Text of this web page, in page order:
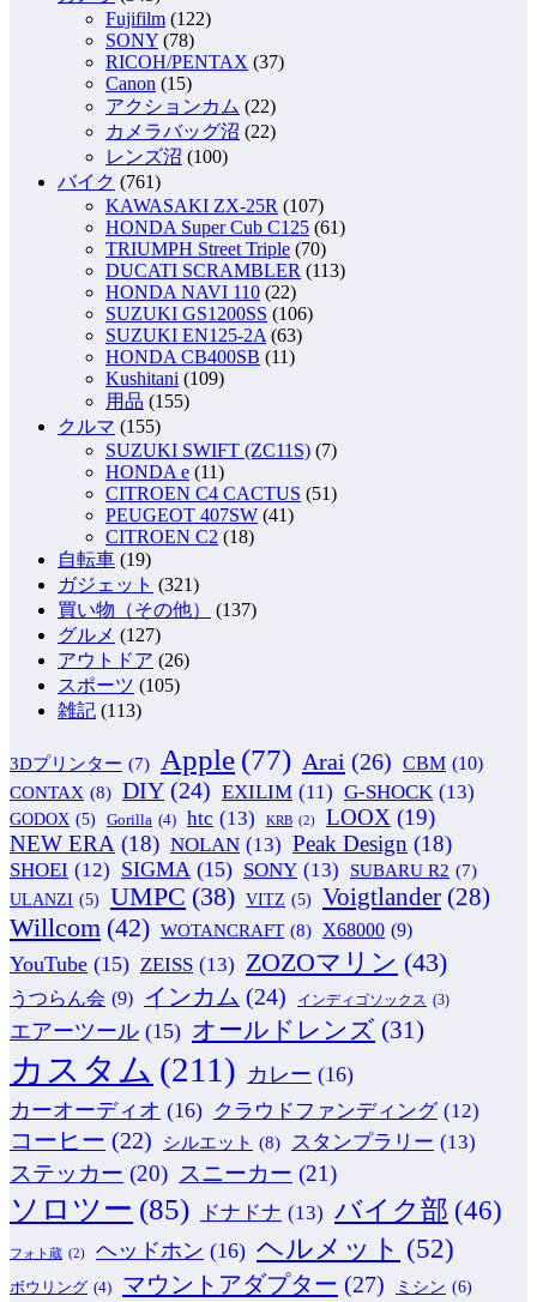
Fujifilm (122)
SONY (78)
RICOH/PENTAX (37)
Canon (15)
アクションカム (22)
カメラバッグ沼 (22)
レンズ沼 (100)
バイク (761)
KAWASAKI ZX-25R (107)
HONDA Super Cub C125 (61)
TRIUMPH Street Triple (70)
DUCATI SCRAMBLER (113)
HONDA NAVI 110 (22)
SUZUKI GS1200SS (106)
SUZUKI EN125-2A (63)
HONDA CB400SB (11)
Kushitani (109)
用品 (155)
クルマ (155)
SUZUKI SWIFT (ZC11S) (7)
HONDA e (11)
CITROEN C4 CACTUS (51)
PEUGEOT 407SW (41)
CITROEN C2 (18)
自転車 (19)
ガジェット (321)
買い物（その他）
(137)
グルメ (127)
アウトドア (26)
スポーツ (105)
雑記 (113)
3Dプリンター (7) Apple (77) Arai (26) CBM (10)
CONTAX (8) DIY (24) EXILIM (11) G-SHOCK (13)
GODOX (5) Gorilla (4) htc (13) KRB (2) LOOX (19)
NEW ERA (18) NOLAN (13) Peak Design (18)
SHOEI (12) SIGMA (15) SONY (13) SUBARU R2 (7)
ULANZI (5) UMPC (38) VITZ (5) Voigtlander (28)
Willcom (42) WOTANCRAFT (8) X68000 (9)
YouTube (15) ZEISS (13) ZOZOマリン (43)
うつらん会 (9) インカム (24) インディゴソックス (3)
エアーツール (15) オールドレンズ (31)
カスタム (211) カレー (16)
カーオーディオ (16) クラウドファンディング (12)
コーヒー (22) シルエット (8) スタンプラリー (13)
ステッカー (20) スニーカー (21)
ソロツー (85) ドナドナ (13) バイク部 (46)
フォト蔵 (2) ヘッドホン (16) ヘルメット (52)
ボウリング (4) マウントアダプター (27) ミシン (6)